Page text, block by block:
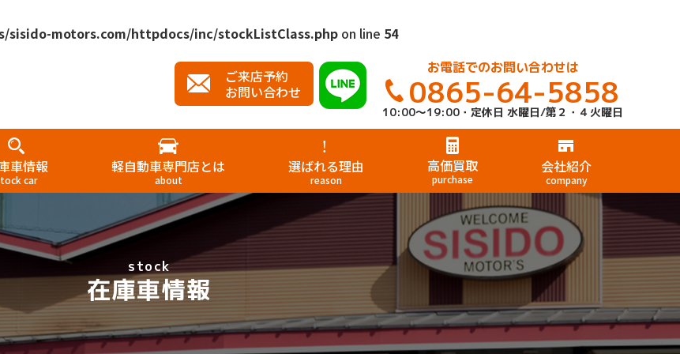
sisido-motors.com/httpdocs/inc/stockListClass.php on line 54
ご来店予約
お問い合わせ
お電話でのお問い合わせは
0865-64-5858
10:00～19:00・定休日 水曜日/第２・４火曜日
車情報
car
軽自動車専門店とは
about
選ばれる理由
reason
高価買取
purchase
会社紹介
company
stock
在庫車情報